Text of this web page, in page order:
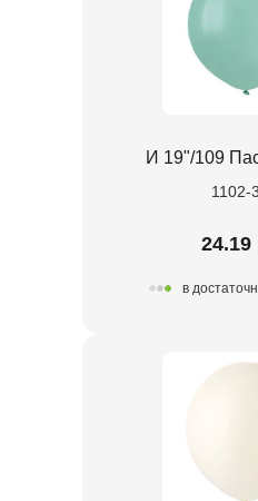
И 19"/109
1102-
24.19
в